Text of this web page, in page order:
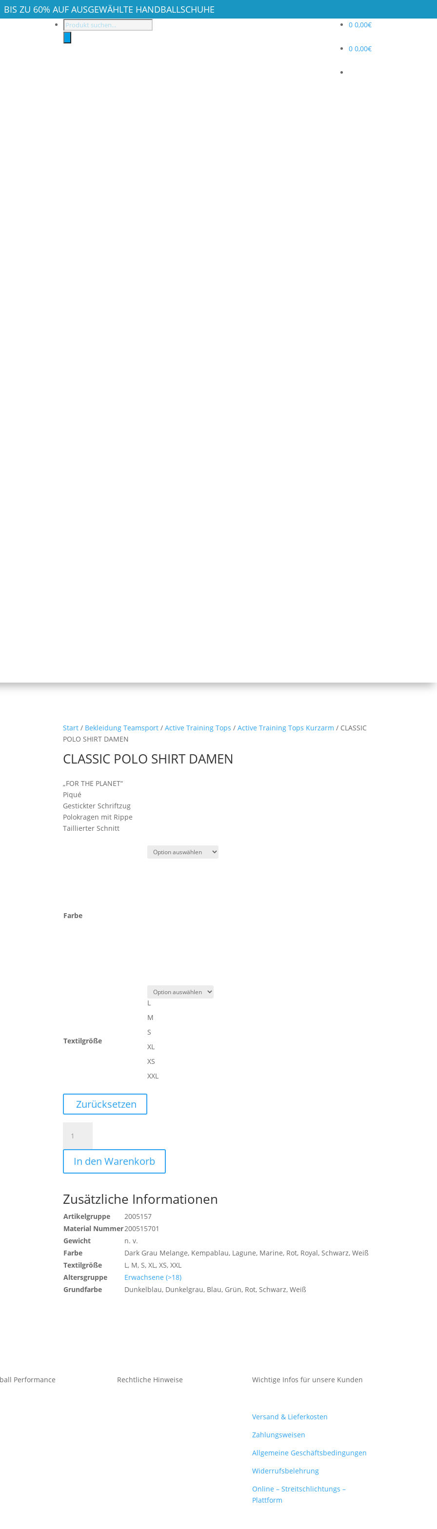
BIS ZU 60% AUF AUSGEWÄHLTE HANDBALLSCHUHE
Products
0 0,00€
0 0,00€
Start / Bekleidung Teamsport /Active Training Tops /Active Training Tops Kurzarm / CLASSIC
POLO SHIRT DAMEN
CLASSIC POLO SHIRT DAMEN
„FOR THE PLANET“
Piqué
Gestickter Schriftzug
Polokragen mit Rippe
Taillierter Schnitt
Farbe
Textilgröße
L
M
S
XL
XS
XXL
Zurücksetzen
POLO
SHIRT
DAMEN
Menge
In den Warenkorb
Zusätzliche Informationen
Artikelgruppe
2005157
Material Nummer200515701
Gewicht
n. v.
Farbe
Dark Grau Melange, Kempablau, Lagune, Marine, Rot, Royal, Schwarz, Weiß
Textilgröße
L, M, S, XL, XS, XXL
Altersgruppe
Erwachsene (>18)
Grundfarbe
Dunkelblau, Dunkelgrau, Blau, Grün, Rot, Schwarz, Weiß
Performance Rechtliche Hinweise Wichtige Infos für unsere Kunden
Versand & Lieferkosten
Zahlungsweisen
Allgemeine Geschäftsbedingungen
Widerrufsbelehrung
Online – Streitschlichtungs –
Plattform